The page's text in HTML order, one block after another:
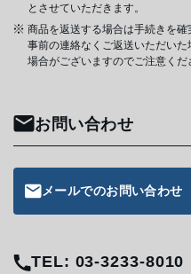
とさせていただきます。
商品を返送する場合は手続きを確
事前の連絡なくご返送いただい
場合がございますのでご注意くだ
お問い合わせ
メールでのお問い合わせ
TEL: 03-3233-8010